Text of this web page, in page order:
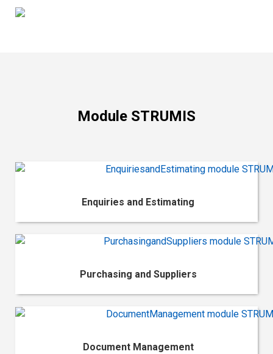
Module STRUMIS
Enquiries and Estimating
Purchasing and Suppliers
Document Management